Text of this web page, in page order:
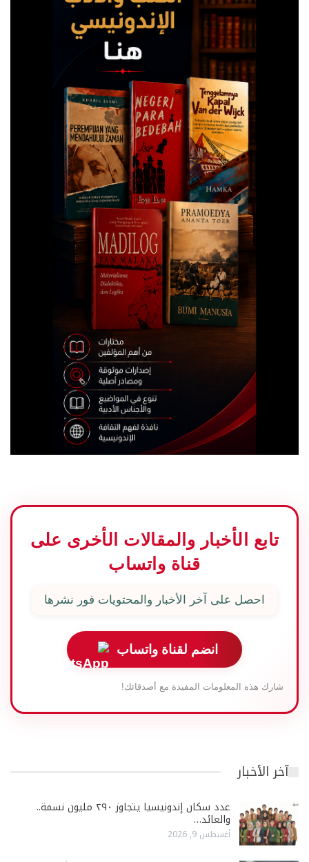
تابع الأخبار والمقالات الأخرى على
قناة واتساب
احصل على آخر الأخبار والمحتويات فور نشرها
انضم لقناة واتساب
شارك هذه المعلومات المفيدة مع أصدقائك!
آخر الأخبار
عدد سكان إندونيسيا يتجاوز ٢٩٠ مليون نسمة..
والعائد…
أغسطس 9, 2026